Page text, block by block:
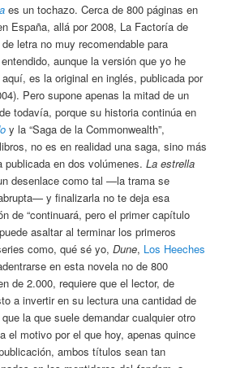
es un tochazo. Cerca de 800 páginas en
España, allá por 2008, La Factoría de
letra no muy recomendable para
aunque la versión que yo he
es la original en inglés, publicada por
Pero supone apenas la mitad de un
todavía, porque su historia continúa en
y la “Saga de la Commonwealth”,
no es en realidad una saga, sino más
publicada en dos volúmenes.La estrella
desenlace como tal —la trama se
y finalizarla no te deja esa
de “continuará, pero el primer capítulo
asaltar al terminar los primeros
como, qué sé yo,Dune, Los Heeches
en esta novela no de 800
de 2.000, requiere que el lector, de
a invertir en su lectura una cantidad de
la que suele demandar cualquier otro
el motivo por el que hoy, apenas quince
ambos títulos sean tan